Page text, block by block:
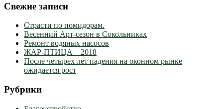
Свежие записи
Страсти по помидорам.
Весенний Арт-сезон в Сокольниках
Ремонт водяных насосов
ЖАР-ПТИЦА – 2018
После четырех лет падения на оконном рынке
ожидается рост
Рубрики